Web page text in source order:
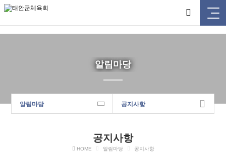
태안군체육회
알림마당
알림마당 공지사항
공지사항
HOME 알림마당 공지사항